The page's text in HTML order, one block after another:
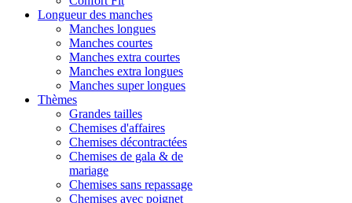
Longueur des manches
Manches longues
Manches courtes
Manches extra courtes
Manches extra longues
Manches super longues
Thèmes
Grandes tailles
Chemises d'affaires
Chemises décontractées
Chemises de gala & de
mariage
Chemises sans repassage
Chemises avec poignet